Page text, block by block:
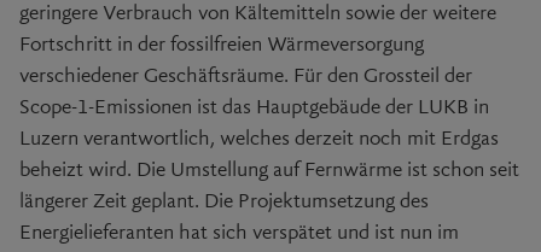
geringere Verbrauch von Kältemitteln sowie der weitere
Fortschritt in der fossilfreien Wärmeversorgung
verschiedener Geschäftsräume. Für den Grossteil der
Scope-1-Emissionen ist das Hauptgebäude der LUKB in
Luzern verantwortlich, welches derzeit noch mit Erdgas
beheizt wird. Die Umstellung auf Fernwärme ist schon seit
längerer Zeit geplant. Die Projektumsetzung des
Energielieferanten hat sich verspätet und ist nun im